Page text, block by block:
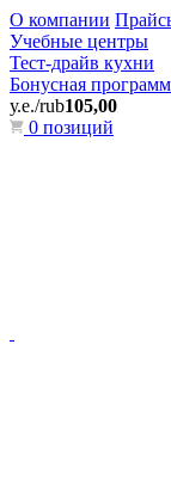
О компании
Учебные центры
Тест-драйв кухни
Бонусная
у.е./rub105,00
0 позиций